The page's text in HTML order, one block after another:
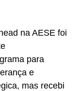
na AESE foi
para
e
mas recebi